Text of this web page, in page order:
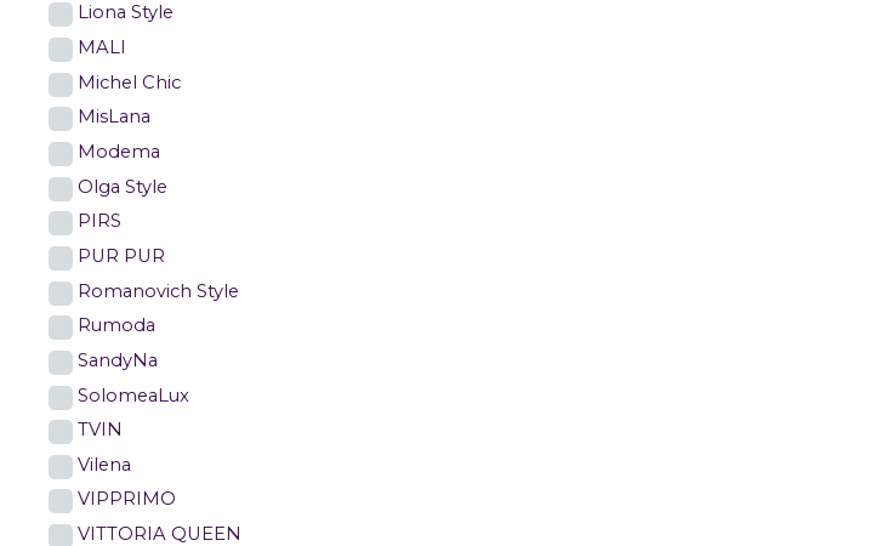
Liona Style
MALI
Michel Chic
MisLana
Modema
Olga Style
PIRS
PUR PUR
Romanovich Style
Rumoda
SandyNa
SolomeaLux
TVIN
Vilena
VIPPRIMO
VITTORIA QUEEN